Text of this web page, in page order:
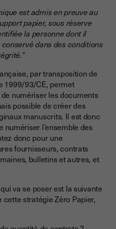
est admis en preuve au
papier, sous réserve
la personne dont il
dans des conditions
par transposition de
1999/93/CE, permet
numériser les documents
possible de créer des
manuscrits. Il est donc
numériser l’ensemble des
donc pour une
fournisseurs, contrats
bulletins et autres, et
va se poser est la suivante
stratégie Zéro Papier,